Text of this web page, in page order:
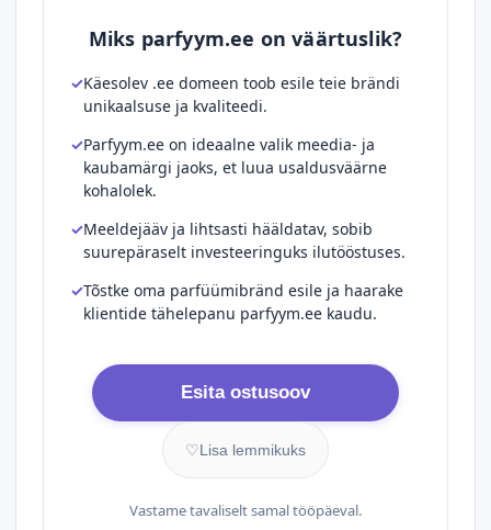
Miks parfyym.ee on väärtuslik?
Käesolev .ee domeen toob esile teie brändi
unikaalsuse ja kvaliteedi.
Parfyym.ee on ideaalne valik meedia- ja
kaubamärgi jaoks, et luua usaldusväärne
kohalolek.
Meeldejääv ja lihtsasti hääldatav, sobib
suurepäraselt investeeringuks ilutööstuses.
Tõstke oma parfüümibränd esile ja haarake
klientide tähelepanu parfyym.ee kaudu.
Esita ostusoov
♡Lisa lemmikuks
Vastame tavaliselt samal tööpäeval.